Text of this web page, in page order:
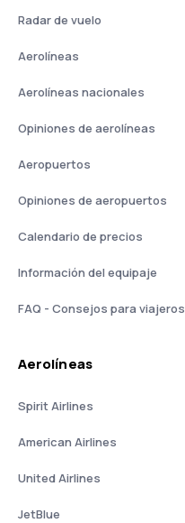
Radar de vuelo
Aerolíneas
Aerolíneas nacionales
Opiniones de aerolíneas
Aeropuertos
Opiniones de aeropuertos
Calendario de precios
Información del equipaje
FAQ - Consejos para viajeros
Aerolíneas
Spirit Airlines
American Airlines
United Airlines
JetBlue